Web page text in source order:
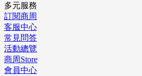
多元服務
訂閱商周
客服中心
常見問答
活動總覽
商周Store
會員中心